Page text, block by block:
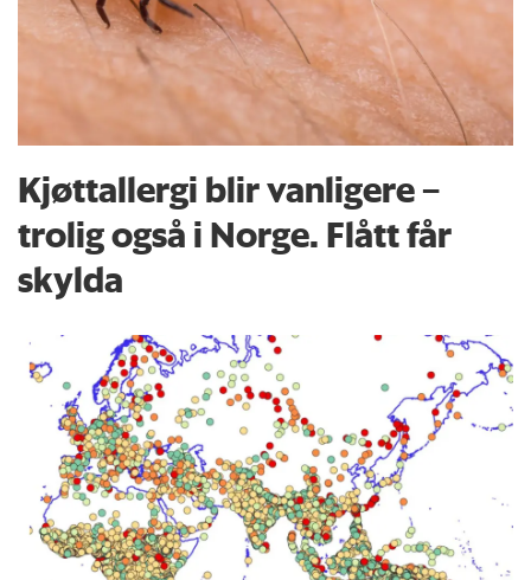
Kjøttallergi blir vanligere –
trolig også i Norge. Flått får
skylda